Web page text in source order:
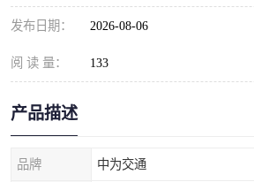
发布日期： 2026-08-06
阅 读 量： 133
产品描述
品牌 中为交通